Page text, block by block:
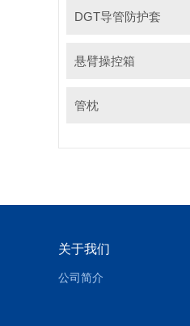
DGT导管防护套
悬臂操控箱
管枕
关于我们
公司简介